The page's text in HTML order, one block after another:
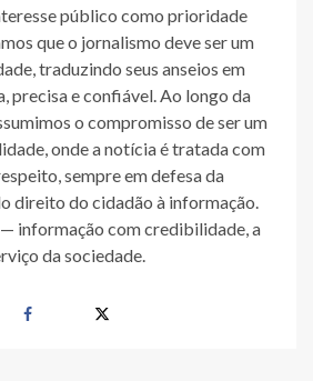
público como prioridade
que o jornalismo deve ser um
traduzindo seus anseios em
precisa e confiável. Ao longo da
o compromisso de ser um
onde a notícia é tratada com
sempre em defesa da
direito do cidadão à informação.
informação com credibilidade, a
da sociedade.